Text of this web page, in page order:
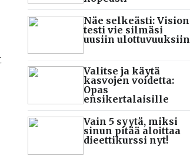
Näe selkeästi: Vision
testi vie silmäsi
uusiin ulottuvuuksiin
Valitse ja käytä
kasvojen voidetta:
Opas
ensikertalaisille
Vain 5 syytä, miksi
sinun pitää aloittaa
dieettikurssi nyt!